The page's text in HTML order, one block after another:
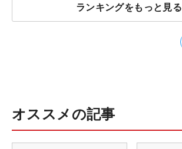
ランキングをもっと見る
オススメの記事